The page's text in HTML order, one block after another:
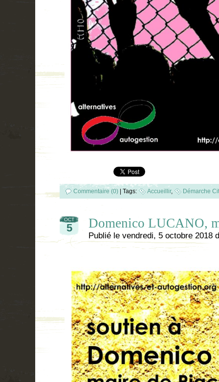
Commentaire (0) Tags: Accueillir, Démarche
OCT
5 Domenico LUCANO,
Publié le vendredi, 5 octobre 2018